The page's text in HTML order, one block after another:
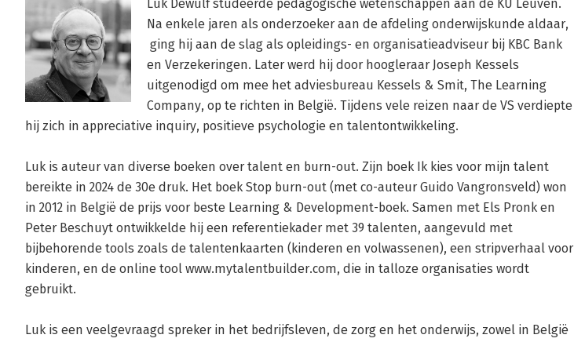
Luk Dewulf studeerde pedagogische wetenschappen aan de KU Leuven.
Na enkele jaren als onderzoeker aan de afdeling onderwijskunde aldaar,
ging hij aan de slag als opleidings- en organisatieadviseur bij KBC Bank
en Verzekeringen. Later werd hij door hoogleraar Joseph Kessels
uitgenodigd om mee het adviesbureau Kessels & Smit, The Learning
Company, op te richten in België. Tijdens vele reizen naar de VS verdiepte
hij zich in appreciative inquiry, positieve psychologie en talentontwikkeling.
Luk is auteur van diverse boeken over talent en burn-out. Zijn boek Ik kies voor mijn talent
bereikte in 2024 de 30e druk. Het boek Stop burn-out (met co-auteur Guido Vangronsveld) won
in 2012 in België de prijs voor beste Learning & Development-boek. Samen met Els Pronk en
Peter Beschuyt ontwikkelde hij een referentiekader met 39 talenten, aangevuld met
bijbehorende tools zoals de talentenkaarten (kinderen en volwassenen), een stripverhaal voor
kinderen, en de online tool www.mytalentbuilder.com, die in talloze organisaties wordt
gebruikt.
Luk is een veelgevraagd spreker in het bedrijfsleven, de zorg en het onderwijs, zowel in België